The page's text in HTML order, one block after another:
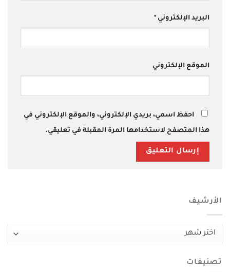
البريد الإلكتروني *
الموقع الإلكتروني
احفظ اسمي، بريدي الإلكتروني، والموقع الإلكتروني في
هذا المتصفح لاستخدامها المرة المقبلة في تعليقي.
الأرشيف
الأرشيف
تصنيفات